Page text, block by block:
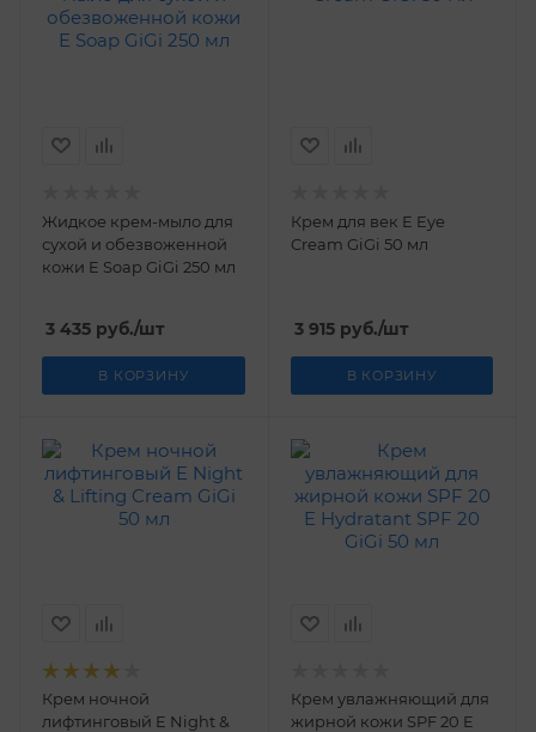
Жидкое крем-мыло для
сухой и обезвоженной
кожи E Soap GiGi 250 мл
3 435 руб./шт
В КОРЗИНУ
Крем для век E Eye
Cream GiGi 50 мл
3 915руб./шт
В КОРЗИНУ
Крем ночной
лифтинговый E Night &
Крем увлажняющий для
жирной кожи SPF 20 E